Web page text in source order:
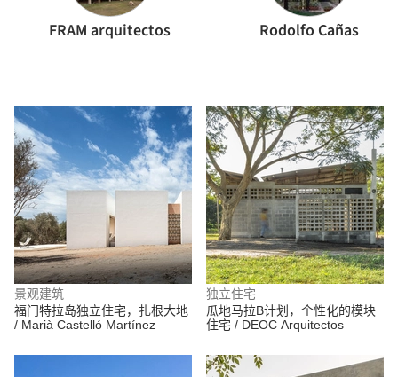
FRAM arquitectos Rodolfo Cañas
景观建筑
福门特拉岛独立住宅，扎根大地
/ Marià Castelló Martínez
独立住宅
瓜地马拉B计划，个性化的模块
住宅 / DEOC Arquitectos